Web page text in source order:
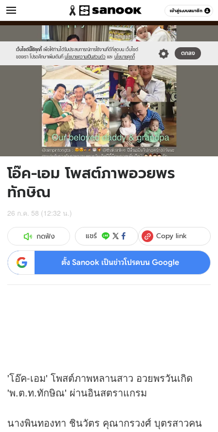
เข้าสู่ระบบสมาชิก
ข่าว หมวดอื่นๆ
เว็บไซต์นี้ใช้คุกกี้ เพื่อให้ท่านได้รับประสบการณ์การใช้งานที่ดีที่สุดบน เว็บไซต์
ของเรา โปรดศึกษาเพิ่มเติมที่ นโยบายความเป็นส่วนตัว และ นโยบายคุกกี้
ตกลง
//s.isanook.com/sr/0/images/logo-
new-
sanook.png
//s.isanook.com/ns/0/ud/367/1836714/634633-
01.jpg
โอ๊ค-เอม โพสต์ภาพอวยพร
ทักษิณ
26 ก.ค. 58 (12:32 น.)
กดฟัง แชร์ Copy link
ตั้ง Sanook เป็นข่าวโปรดบน Google
'โอ๊ค-เอม' โพสต์ภาพหลานสาว อวยพรวันเกิด
'พ.ต.ท.ทักษิณ' ผ่านอินสตราแกรม
นางพินทองทา ชินวัตร คุณากรวงศ์ บุตรสาวคน